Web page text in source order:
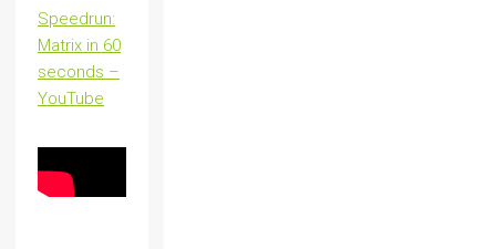
Speedrun:
Matrix in 60
seconds –
YouTube